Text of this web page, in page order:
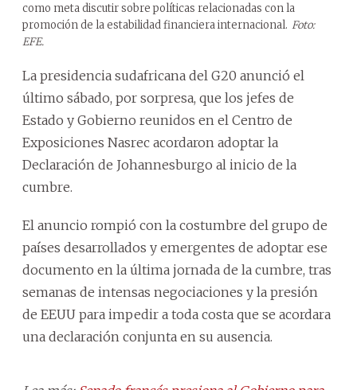
como meta discutir sobre políticas relacionadas con la
promoción de la estabilidad financiera internacional. Foto:
EFE.
La presidencia sudafricana del G20 anunció el
último sábado, por sorpresa, que los jefes de
Estado y Gobierno reunidos en el Centro de
Exposiciones Nasrec acordaron adoptar la
Declaración de Johannesburgo al inicio de la
cumbre.
El anuncio rompió con la costumbre del grupo de
países desarrollados y emergentes de adoptar ese
documento en la última jornada de la cumbre, tras
semanas de intensas negociaciones y la presión
de EEUU para impedir a toda costa que se acordara
una declaración conjunta en su ausencia.